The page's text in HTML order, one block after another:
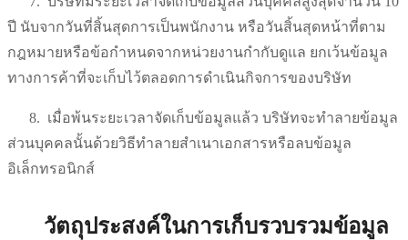
ปี นับจากวันที่สิ้นสุดการเป็นพนักงาน หรือวันสิ้นสุดหน้าที่ตาม
กฎหมายหรือข้อกำหนดจากหน่วยงานกำกับดูแล ยกเว้นข้อมูล
ทางการค้าที่จะเก็บไว้ตลอดการดำเนินกิจการของบริษัท
8. เมื่อพ้นระยะเวลาจัดเก็บข้อมูลแล้ว บริษัทจะทำลายข้อมูล
ส่วนบุคคลนั้นด้วยวิธีทำลายสำเนาเอกสารหรือลบข้อมูล
อิเล็กทรอนิกส์
วัตถุประสงค์ในการเก็บรวบรวมข้อมูล